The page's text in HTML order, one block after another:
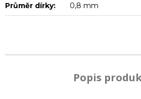
Průměr dírky: 0,8 mm
Popis